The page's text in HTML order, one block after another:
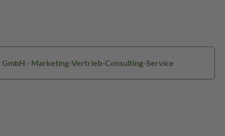
GmbH - Marketing-Vertrieb-Consulting-Service